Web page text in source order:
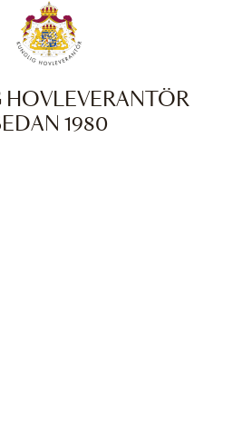
HOVLEVERANTÖR
1980